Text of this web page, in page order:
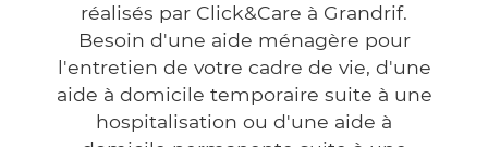
réalisés par Click&Care à Grandrif.
Besoin d'une aide ménagère pour
l'entretien de votre cadre de vie, d'une
aide à domicile temporaire suite à une
hospitalisation ou d'une aide à